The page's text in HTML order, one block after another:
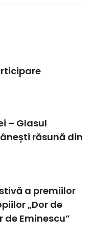
– Glasul
răsună din
a premiilor
„Dor de
Eminescu”